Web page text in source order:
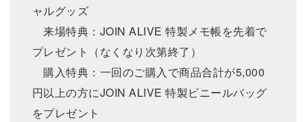
ャルグッズ
来場特典：JOIN ALIVE 特製メモ帳を先着で
プレゼント（なくなり次第終了）
購入特典：一回のご購入で商品合計が5,000
円以上の方にJOIN ALIVE 特製ビニールバッグ
をプレゼント